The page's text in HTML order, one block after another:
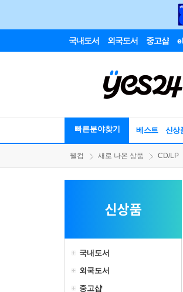
국내도서 외국도서 중고샵
빠른분야찾기 베스트 신상
웰컴 새로 나온 상품 CD/LP
신상품
국내도서
외국도서
중고샵